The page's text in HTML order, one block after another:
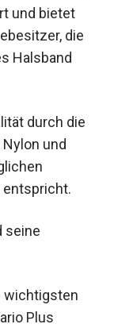
und bietet
die
Halsband
durch die
und
entspricht.
seine
wichtigsten
Plus